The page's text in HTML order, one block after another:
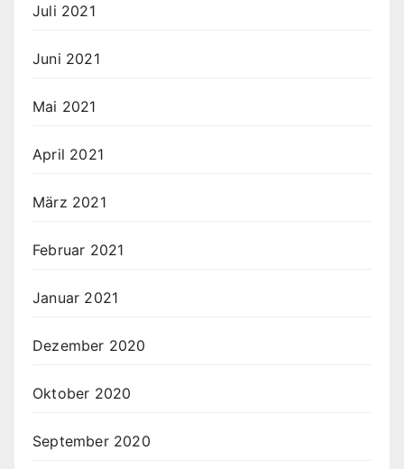
Juli 2021
Juni 2021
Mai 2021
April 2021
März 2021
Februar 2021
Januar 2021
Dezember 2020
Oktober 2020
September 2020